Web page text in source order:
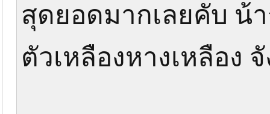
สุดยอดมากเลยคับ น้
ตัวเหลืองหางเหลือง